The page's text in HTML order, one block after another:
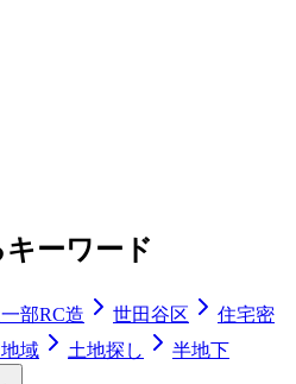
ーワード
部RC造 世田谷区
住宅密
域 土地探し 半地下